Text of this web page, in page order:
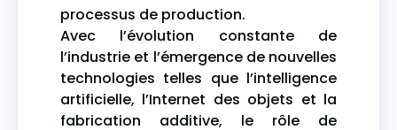
processus de production.
Avec l’évolution constante de
l’industrie et l’émergence de nouvelles
technologies telles que l’intelligence
artificielle, l’Internet des objets et la
fabrication additive, le rôle de